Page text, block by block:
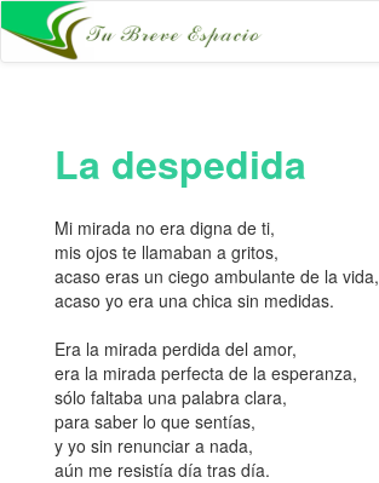
La despedida
Mi mirada no era digna de ti,
mis ojos te llamaban a gritos,
acaso eras un ciego ambulante de la vida,
acaso yo era una chica sin medidas.
Era la mirada perdida del amor,
era la mirada perfecta de la esperanza,
sólo faltaba una palabra clara,
para saber lo que sentías,
y yo sin renunciar a nada,
aún me resistía día tras día.